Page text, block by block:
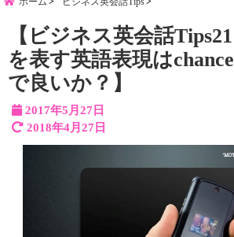
【ビジネス英会話
を表す英語表現は
で良いか？】
2017年5月27日
2018年4月27日